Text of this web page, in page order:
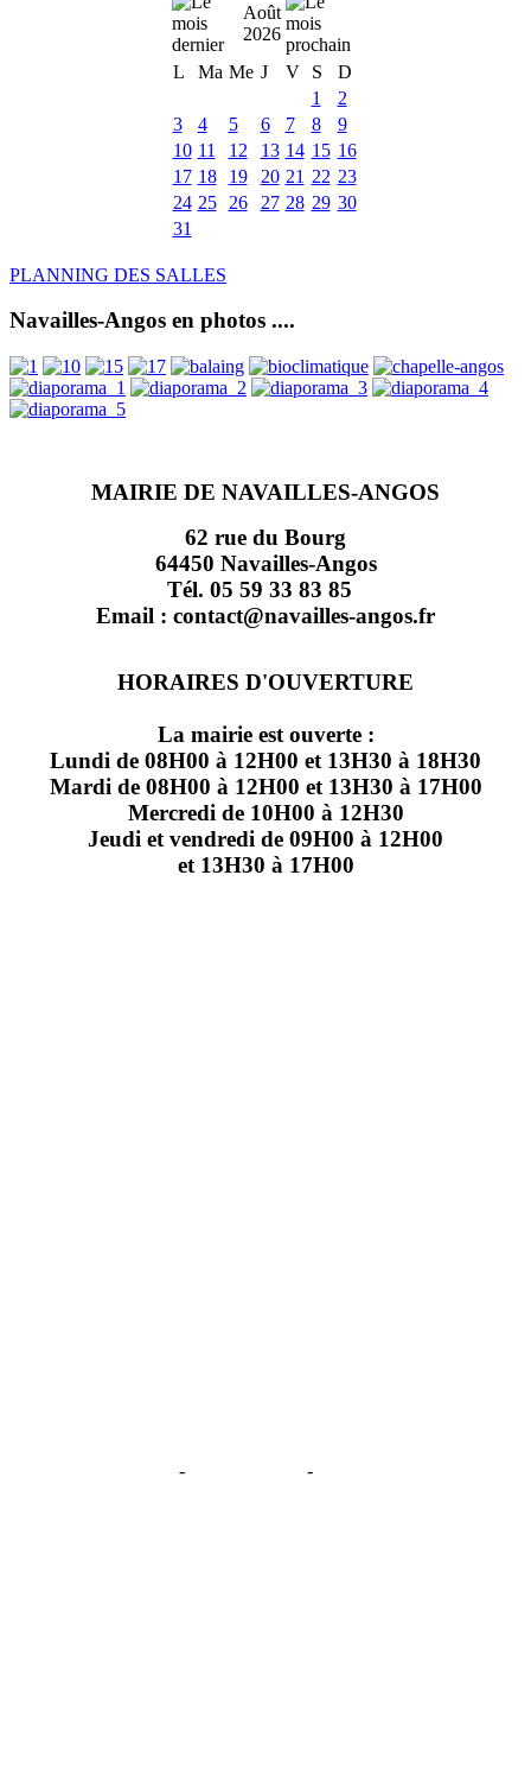
Août
2026
L
Ma Me J V S
D
1
2
3
4 5 6 7 8
9
10 11 12 13 14 15 16
17 18 19 20 21 22 23
24 25 26 27 28 29 30
31
PLANNING DES SALLES
Navailles-Angos en photos ....
MAIRIE DE NAVAILLES-ANGOS
62 rue du Bourg
64450 Navailles-Angos
Tél. 05 59 33 83 85
Email : contact@navailles-angos.fr
HORAIRES D'OUVERTURE
La mairie est ouverte :
Lundi de 08H00 à 12H00 et 13H30 à 18H30
Mardi de 08H00 à 12H00 et 13H30 à 17H00
Mercredi de 10H00 à 12H30
Jeudi et vendredi de 09H00 à 12H00
et 13H30 à 17H00
- -